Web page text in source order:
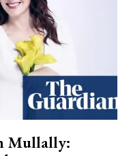
Mullally: